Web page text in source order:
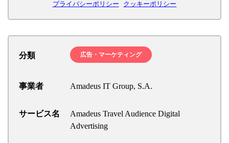
プライバシーポリシー クッキーポリシー
分類 広告・マーケティング
事業者 Amadeus IT Group, S.A.
サービス名
Amadeus Travel Audience Digital
Advertising